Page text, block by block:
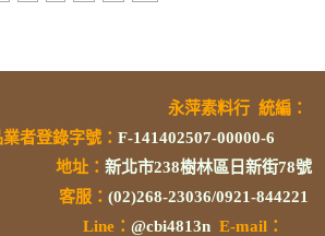
永萍素料行 統編 ：
者登錄字號： F-141402507-00000-6
： 新北市238樹林區日新街78號
： (02)268-23036/0921-844221
ine： @cbi4813n E-mail：